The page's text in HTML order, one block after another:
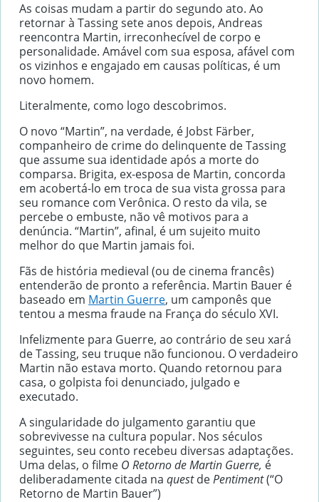
As coisas mudam a partir do segundo ato. Ao
retornar à Tassing sete anos depois, Andreas
reencontra Martin, irreconhecível de corpo e
personalidade. Amável com sua esposa, afável com
os vizinhos e engajado em causas políticas, é um
novo homem.
Literalmente, como logo descobrimos.
O novo “Martin”, na verdade, é Jobst Färber,
companheiro de crime do delinquente de Tassing
que assume sua identidade após a morte do
comparsa. Brigita, ex-esposa de Martin, concorda
em acobertá-lo em troca de sua vista grossa para
seu romance com Verônica. O resto da vila, se
percebe o embuste, não vê motivos para a
denúncia. “Martin”, afinal, é um sujeito muito
melhor do que Martin jamais foi.
Fãs de história medieval (ou de cinema francês)
entenderão de pronto a referência. Martin Bauer é
baseado em Martin Guerre, um camponês que
tentou a mesma fraude na França do século XVI.
Infelizmente para Guerre, ao contrário de seu xará
de Tassing, seu truque não funcionou. O verdadeiro
Martin não estava morto. Quando retornou para
casa, o golpista foi denunciado, julgado e
executado.
A singularidade do julgamento garantiu que
sobrevivesse na cultura popular. Nos séculos
seguintes, seu conto recebeu diversas adaptações.
Uma delas, o filme O Retorno de Martin Guerre, é
deliberadamente citada na questdePentiment(“O
Retorno de Martin Bauer”)